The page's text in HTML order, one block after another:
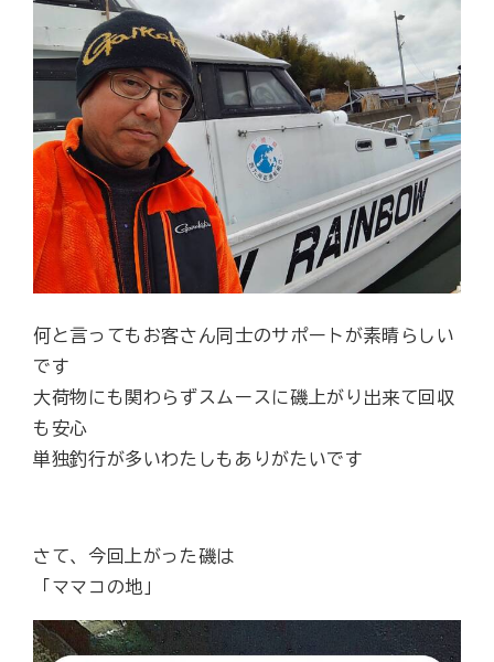
何と言ってもお客さん同士のサポートが素晴らしい
です
大荷物にも関わらずスムースに磯上がり出来て回収
も安心
単独釣行が多いわたしもありがたいです
さて、今回上がった磯は
「ママコの地」